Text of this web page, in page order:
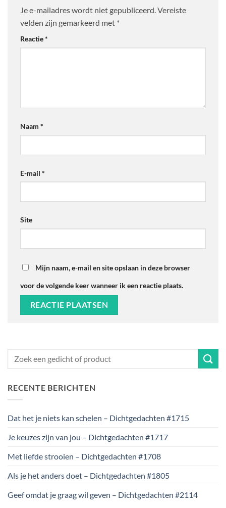
Je e-mailadres wordt niet gepubliceerd.Vereiste
velden zijn gemarkeerd met *
Reactie*
Naam *
E-mail *
Site
Mijn naam, e-mail en site opslaan in deze browser
voor de volgende keer wanneer ik een reactie plaats.
RECENTE BERICHTEN
Dat het je niets kan schelen – Dichtgedachten #1715
Je keuzes zijn van jou – Dichtgedachten #1717
Met liefde strooien – Dichtgedachten #1708
Als je het anders doet – Dichtgedachten #1805
Geef omdat je graag wil geven – Dichtgedachten #2114